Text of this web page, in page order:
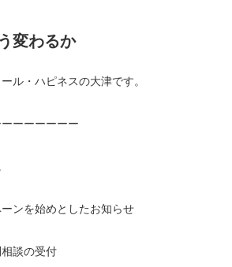
変わるか
ル・ハピネスの大津です。
ーーーーーー
ーンを始めとしたお知らせ
相談の受付